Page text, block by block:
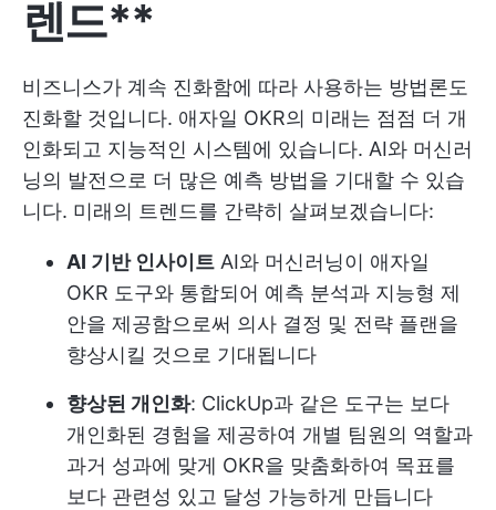
렌드**
비즈니스가 계속 진화함에 따라 사용하는 방법론도
진화할 것입니다. 애자일 OKR의 미래는 점점 더 개
인화되고 지능적인 시스템에 있습니다. AI와 머신러
닝의 발전으로 더 많은 예측 방법을 기대할 수 있습
니다. 미래의 트렌드를 간략히 살펴보겠습니다:
AI 기반 인사이트 AI와 머신러닝이 애자일
OKR 도구와 통합되어 예측 분석과 지능형 제
안을 제공함으로써 의사 결정 및 전략 플랜을
향상시킬 것으로 기대됩니다
향상된 개인화: ClickUp과 같은 도구는 보다
개인화된 경험을 제공하여 개별 팀원의 역할과
과거 성과에 맞게 OKR을 맞춤화하여 목표를
보다 관련성 있고 달성 가능하게 만듭니다